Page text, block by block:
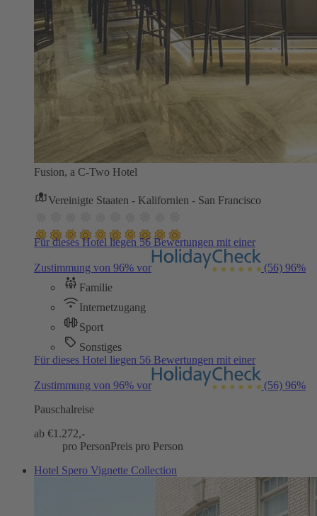
Fusion, a C-Two Hotel
Vereinigte Staaten - Kalifornien - San Francisco
Für dieses Hotel liegen 56 Bewertungen mit einer
Zustimmung von 96% vor (56) 96%
Familie
Internetzugang
Sport
Sonstiges
Für dieses Hotel liegen 56 Bewertungen mit einer
Zustimmung von 96% vor (56) 96%
Pauschalreise
ab €1.272,-
pro PersonPreis pro Person
Hotel Spero Vignette Collection